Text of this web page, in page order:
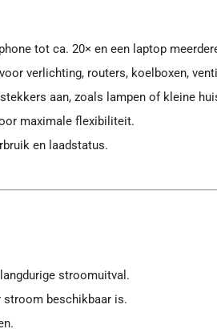
tot ca. 20× en een laptop
verlichting, routers, koelboxen,
aan, zoals lampen of kleine
maximale flexibiliteit.
en laadstatus.
stroomuitval.
stroom beschikbaar is.